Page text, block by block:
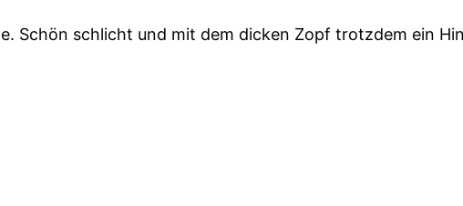
Schön schlicht und mit dem dicken Zopf trotzdem ein